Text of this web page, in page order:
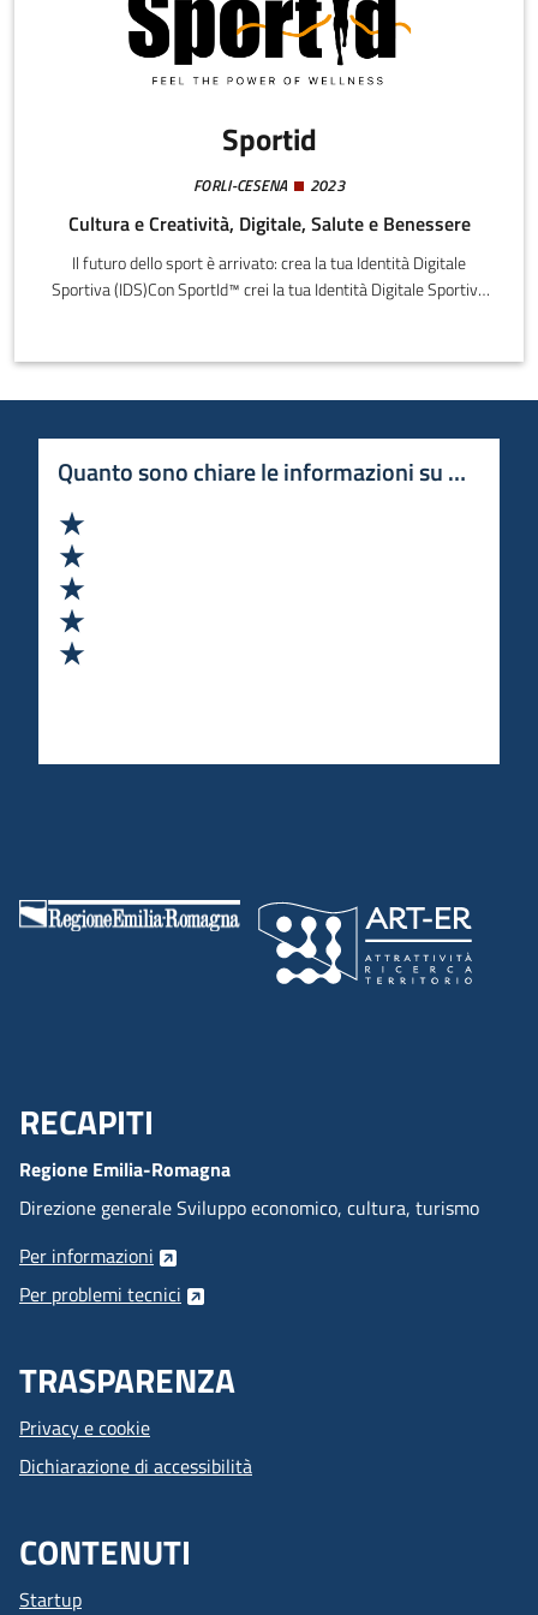
Sportid
FORLI-CESENA 2023
Cultura e Creatività, Digitale, Salute e Benessere
Il futuro dello sport è arrivato: crea la tua Identità Digitale
Sportiva (IDS)Con SportId™ crei la tua Identità Digitale Sportiva
i parametri Federali e sfrutta un accesso semplificato e
personalizzato a tutti i servizi offerti dal primo Ecosistema
Quanto sono chiare le informazioni su questa
Menu Footer
RECAPITI
Regione Emilia-Romagna
Direzione generale Sviluppo economico, cultura, turismo
Per informazioni
Per problemi tecnici
TRASPARENZA
Privacy e cookie
Dichiarazione di accessibilità
CONTENUTI
Startup